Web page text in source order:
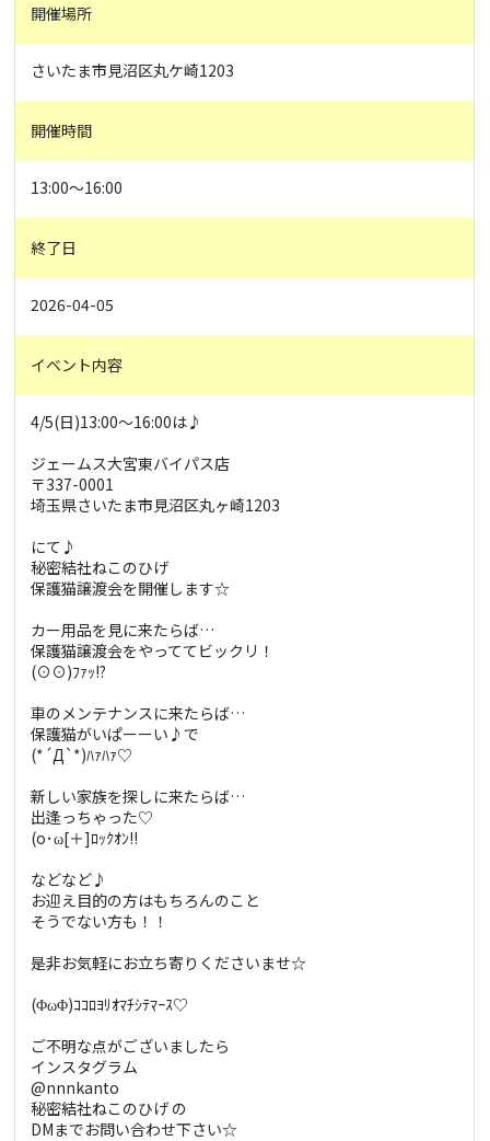
開催場所
さいたま市見沼区丸ケ崎1203
開催時間
13:00～16:00
終了日
2026-04-05
イベント内容
4/5(日)13:00～16:00は♪
ジェームス大宮東バイパス店
〒337-0001
埼玉県さいたま市見沼区丸ヶ崎1203
にて♪
秘密結社ねこのひげ
保護猫譲渡会を開催します☆
カー用品を見に来たらば…
保護猫譲渡会をやっててビックリ！
(⊙⊙)ﾌｧｯ!?
車のメンテナンスに来たらば…
保護猫がいぱーーい♪で
(*´Д`*)ﾊｧﾊｧ♡
新しい家族を探しに来たらば…
出逢っちゃった♡
(o･ω[＋]ﾛｯｸｵﾝ!!
などなど♪
お迎え目的の方はもちろんのこと
そうでない方も！！
是非お気軽にお立ち寄りくださいませ☆
(ΦωΦ)ｺｺﾛﾖﾘｵﾏﾁｼﾃﾏｰｽ♡
ご不明な点がございましたら
インスタグラム
@nnnkanto
秘密結社ねこのひげ の
DMまでお問い合わせ下さい☆